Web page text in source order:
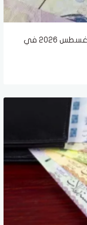
وصل لكام؟.. سعر الريال القطري اليوم الجمعة 7 أغسطس 2026 في